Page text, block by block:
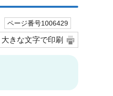
ページ番号1006429
大きな文字で印刷